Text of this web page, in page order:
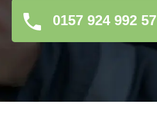
0157 924 992 57